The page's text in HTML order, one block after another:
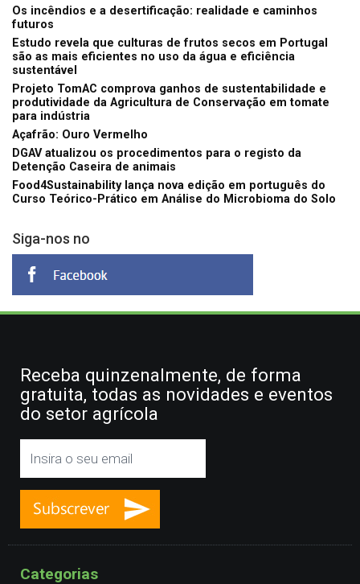
Os incêndios e a desertificação: realidade e caminhos
futuros
Estudo revela que culturas de frutos secos em Portugal
são as mais eficientes no uso da água e eficiência
sustentável
Projeto TomAC comprova ganhos de sustentabilidade e
produtividade da Agricultura de Conservação em tomate
para indústria
Açafrão: Ouro Vermelho
DGAV atualizou os procedimentos para o registo da
Detenção Caseira de animais
Food4Sustainability lança nova edição em português do
Curso Teórico-Prático em Análise do Microbioma do Solo
Siga-nos no
Receba quinzenalmente, de forma
gratuita, todas as novidades e eventos
do setor agrícola
Categorias